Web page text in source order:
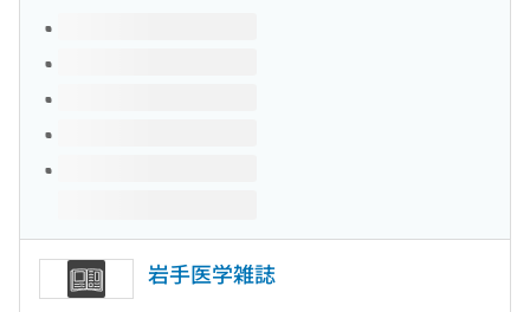
このタイトルの巻号
岩手医学雑誌